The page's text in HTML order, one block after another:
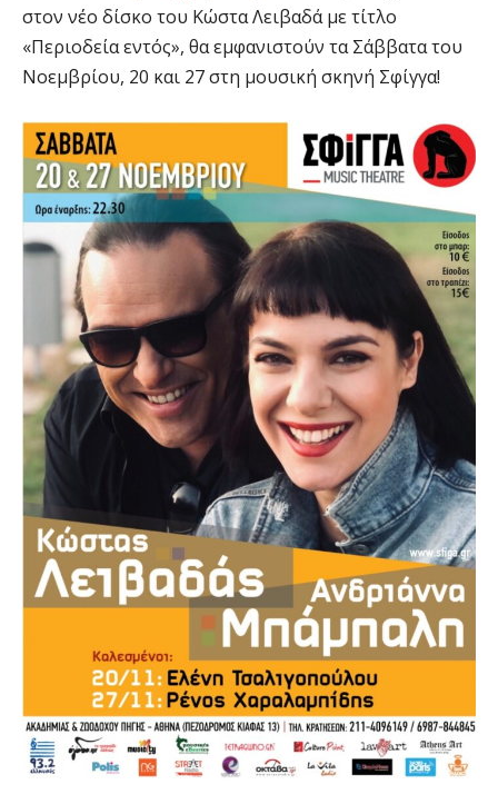
στον νέο δίσκο του Κώστα Λειβαδά με τίτλο
«Περιοδεία εντός», θα εμφανιστούν τα Σάββατα του
Νοεμβρίου, 20 και 27 στη μουσική σκηνή Σφίγγα!